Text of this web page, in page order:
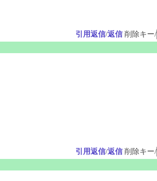
引用返信/返信 削除キー/
引用返信/返信 削除キー/